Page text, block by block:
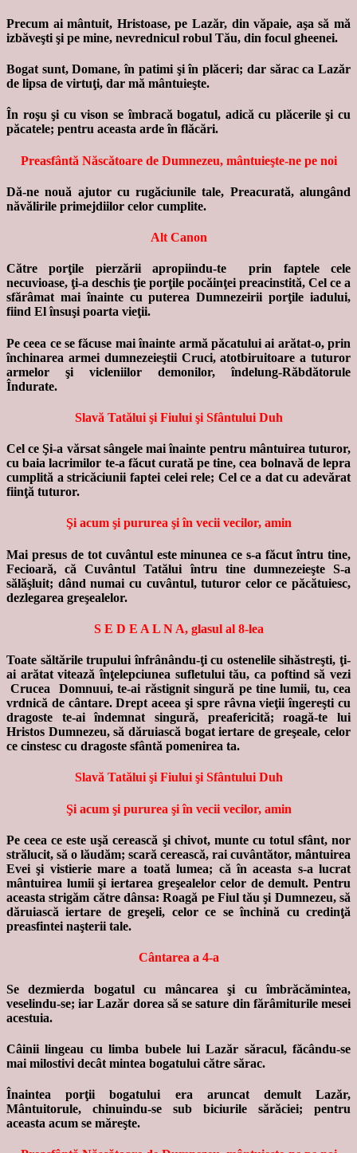
Precum ai mântuit, Hristoase, pe Lazăr, din văpaie, aşa să mă
izbăveşti şi pe mine, nevrednicul robul Tău, din focul gheenei.
Bogat sunt, Domane, în patimi şi în plăceri; dar sărac ca Lazăr
de lipsa de virtuţi, dar mă mântuieşte.
În roşu şi cu vison se îmbracă bogatul, adică cu plăcerile şi cu
păcatele; pentru aceasta arde în flăcări.
Preasfântă Născătoare de Dumnezeu, mântuieşte-ne pe noi
Dă-ne nouă ajutor cu rugăciunile tale, Preacurată, alungând
năvălirile primejdiilor celor cumplite.
Alt Canon
Către porţile pierzării apropiindu-te prin faptele cele
necuvioase, ţi-a deschis ţie porţile pocăinţei preacinstită, Cel ce a
sfărâmat mai înainte cu puterea Dumnezeirii porţile iadului,
fiind El însuşi poarta vieţii.
Pe ceea ce se făcuse mai înainte armă păcatului ai arătat-o, prin
închinarea armei dumnezeieştii Cruci, atotbiruitoare a tuturor
armelor şi vicleniilor demonilor, îndelung-Răbdătorule
Îndurate.
Slavă Tatălui şi Fiului şi Sfântului Duh
Cel ce Şi-a vărsat sângele mai înainte pentru mântuirea tuturor,
cu baia lacrimilor te-a făcut curată pe tine, cea bolnavă de lepra
cumplită a stricăciunii faptei celei rele; Cel ce a dat cu adevărat
fiinţă tuturor.
Şi acum şi pururea şi în vecii vecilor, amin
Mai presus de tot cuvântul este minunea ce s-a făcut întru tine,
Fecioară, că Cuvântul Tatălui întru tine dumnezeieşte S-a
sălăşluit; dând numai cu cuvântul, tuturor celor ce păcătuiesc,
dezlegarea greşealelor.
S E D E A L N A, glasul al 8-lea
Toate săltările trupului înfrânându-ţi cu ostenelile sihăstreşti, ţi-
ai arătat vitează înţelepciunea sufletului tău, ca poftind să vezi
Crucea Domnuui, te-ai răstignit singură pe tine lumii, tu, cea
vrdnică de cântare. Drept aceea şi spre râvna vieţii îngereşti cu
dragoste te-ai îndemnat singură, preafericită; roagă-te lui
Hristos Dumnezeu, să dăruiască bogat iertare de greşeale, celor
ce cinstesc cu dragoste sfântă pomenirea ta.
Slavă Tatălui şi Fiului şi Sfântului Duh
Şi acum şi pururea şi în vecii vecilor, amin
Pe ceea ce este uşă cerească şi chivot, munte cu totul sfânt, nor
strălucit, să o lăudăm; scară cerească, rai cuvântător, mântuirea
Evei şi vistierie mare a toată lumea; că în aceasta s-a lucrat
mântuirea lumii şi iertarea greşealelor celor de demult. Pentru
aceasta strigăm către dânsa: Roagă pe Fiul tău şi Dumnezeu, să
dăruiască iertare de greşeli, celor ce se închină cu credinţă
preasfintei naşterii tale.
Cântarea a 4-a
Se dezmierda bogatul cu mâncarea şi cu îmbrăcămintea,
veselindu-se; iar Lazăr dorea să se sature din fărâmiturile mesei
acestuia.
Câinii lingeau cu limba bubele lui Lazăr săracul, făcându-se
mai milostivi decât mintea bogatului către sărac.
Înaintea porţii bogatului era aruncat demult Lazăr,
Mântuitorule, chinuindu-se sub biciurile sărăciei; pentru
aceasta acum se măreşte.